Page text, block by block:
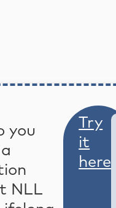
you
NLL
Try
it
here